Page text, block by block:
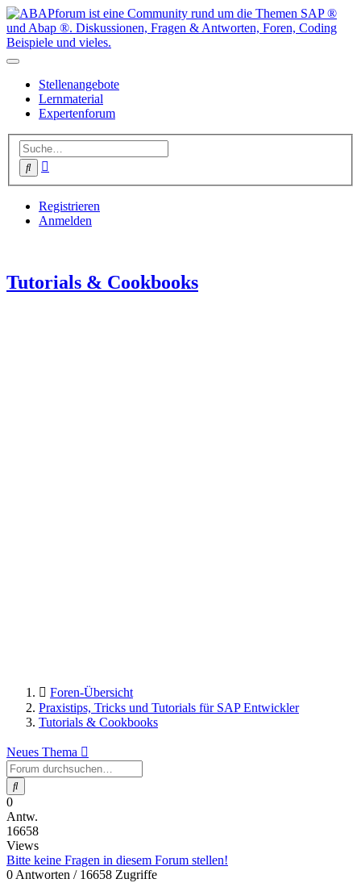
Stellenangebote
Lernmaterial
Expertenforum
Suche
Registrieren
Anmelden
Tutorials & Cookbooks
Foren-Übersicht
Praxistips, Tricks und Tutorials für SAP Entwickler
Tutorials & Cookbooks
Neues Thema
Suche
0
Antw.
16658
Views
Bitte keine Fragen in diesem Forum stellen!
0 Antworten / 16658 Zugriffe